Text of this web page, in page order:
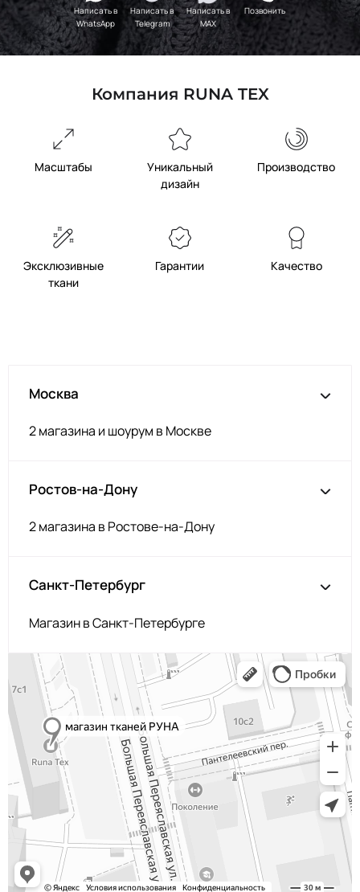
Написать в
WhatsApp
Написать в
Telegram
Написать в
MAX
Позвонить
Компания RUNA TEX
Масштабы
Уникальный
дизайн
Производство
Эксклюзивные
ткани
Гарантии Качество
Москва
2 магазина и шоурум в Москве
Ростов-на-Дону
2 магазина в Ростове-на-Дону
Санкт-Петербург
Магазин в Санкт-Петербурге